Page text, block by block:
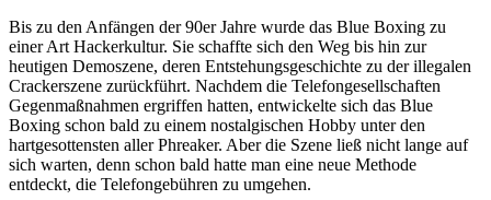
Bis zu den Anfängen der 90er Jahre wurde das Blue Boxing zu
einer Art Hackerkultur. Sie schaffte sich den Weg bis hin zur
heutigen Demoszene, deren Entstehungsgeschichte zu der illegalen
Crackerszene zurückführt. Nachdem die Telefongesellschaften
Gegenmaßnahmen ergriffen hatten, entwickelte sich das Blue
Boxing schon bald zu einem nostalgischen Hobby unter den
hartgesottensten aller Phreaker. Aber die Szene ließ nicht lange auf
sich warten, denn schon bald hatte man eine neue Methode
entdeckt, die Telefongebühren zu umgehen.